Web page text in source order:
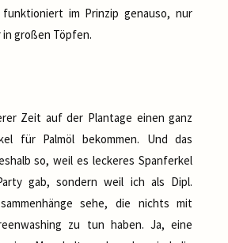
funktioniert im Prinzip genauso, nur
großen Töpfen.
Zeit auf der Plantage einen ganz
für Palmöl bekommen. Und das
so, weil es leckeres Spanferkel
gab, sondern weil ich als Dipl.
sehe, die nichts mit
zu tun haben. Ja, eine